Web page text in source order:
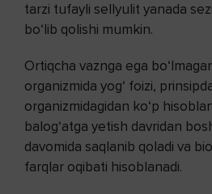
tarzi tufayli sellyulit yanada
bo‘lib qolishi mumkin.
Ortiqcha vaznga ega
organizmida yog‘ foizi,
organizmidagidan ko‘p
balog‘atga yetish davridan
davomida saqlanib qoladi va
farqlar oqibati hisoblanadi.